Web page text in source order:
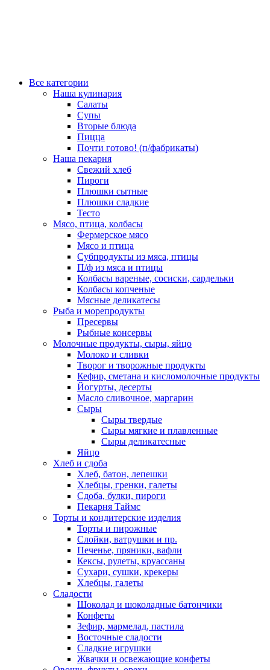
Все категории
Наша кулинария
Салаты
Супы
Вторые блюда
Пицца
Почти готово! (п/фабрикаты)
Наша пекарня
Свежий хлеб
Пироги
Плюшки сытные
Плюшки сладкие
Тесто
Мясо, птица, колбасы
Фермерское мясо
Мясо и птица
Субпродукты из мяса, птицы
П/ф из мяса и птицы
Колбасы вареные, сосиски, сардельки
Колбасы копченые
Мясные деликатесы
Рыба и морепродукты
Пресервы
Рыбные консервы
Молочные продукты, сыры, яйцо
Молоко и сливки
Творог и творожные продукты
Кефир, сметана и кисломолочные продукты
Йогурты, десерты
Масло сливочное, маргарин
Сыры
Сыры твердые
Сыры мягкие и плавленные
Сыры деликатесные
Яйцо
Хлеб и сдоба
Хлеб, батон, лепешки
Хлебцы, гренки, галеты
Сдоба, булки, пироги
Пекарня Таймс
Торты и кондитерские изделия
Торты и пирожные
Слойки, ватрушки и пр.
Печенье, пряники, вафли
Кексы, рулеты, круассаны
Сухари, сушки, крекеры
Хлебцы, галеты
Сладости
Шоколад и шоколадные батончики
Конфеты
Зефир, мармелад, пастила
Восточные сладости
Сладкие игрушки
Жвачки и освежающие конфеты